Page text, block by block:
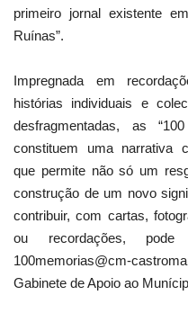
primeiro jornal existente
Ruínas”.
Impregnada em
histórias individuais e
desfragmentadas, as
constituem uma narrativa
que permite não só um
construção de um novo
contribuir, com cartas,
ou recordações,
100memorias@cm-
Gabinete de Apoio ao